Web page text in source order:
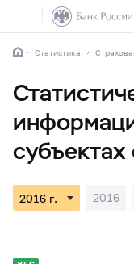
Статистика
субъектах
2016